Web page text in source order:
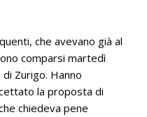
che avevano già al
comparsi martedì
Zurigo. Hanno
la proposta di
chiedeva pene